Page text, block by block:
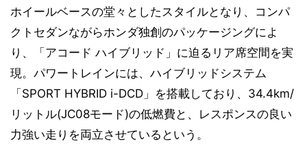
ホイールベースの堂々としたスタイルとなり、コンパ
クトセダンながらホンダ独創のパッケージングによ
り、「アコード ハイブリッド」に迫るリア席空間を実
現。パワートレインには、ハイブリッドシステム
「SPORT HYBRID i-DCD」を搭載しており、34.4km/
リットル(JC08モード)の低燃費と、レスポンスの良い
力強い走りを両立させているという。